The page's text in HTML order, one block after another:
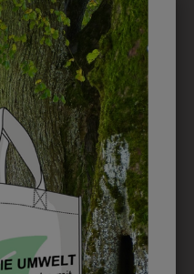
1CHNBSW6001
BISTROSCHÜRZE 60
CM MIT SCHULLOGO
€ 30,90